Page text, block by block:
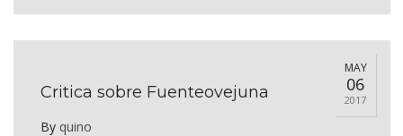
MAY
06
2017
Critica sobre Fuenteovejuna
By quino